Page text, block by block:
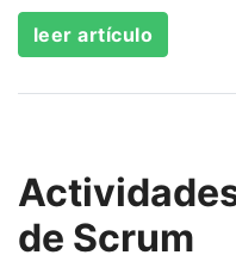
leer artículo
de Scrum